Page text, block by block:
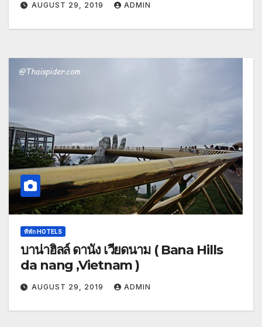
AUGUST 29, 2019 ADMIN
ทีพัก HOTELS
บาน่าฮิลล์ ดานัง เวียดนาม ( Bana Hills
da nang ,Vietnam )
AUGUST 29, 2019 ADMIN